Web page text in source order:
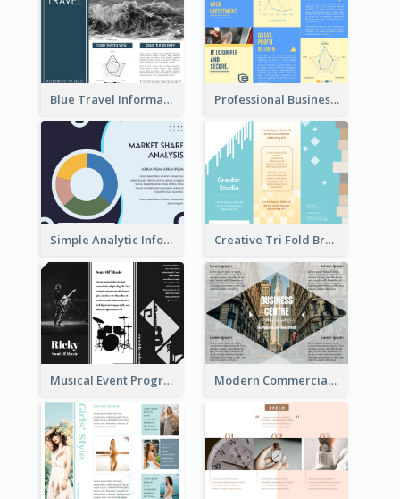
Blue Travel Informational Tri Fold Brochure Professional Business Informational Tri Fold Brochure
Simple Analytic Informational Brochure Creative Tri Fold Brochure
Musical Event Program Tri Fold Brochure Modern Commercial Real Estate Brochure